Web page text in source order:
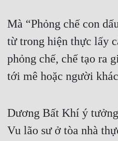
Mà “Phỏng chế con
từ trong hiện thực lấy
phỏng chế, chế tạo ra
tới mê hoặc người
Dương Bất Khí ý
Vu lão sư ở tòa nhà